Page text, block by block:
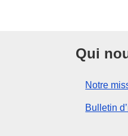
Qui
Notre
Bulletin